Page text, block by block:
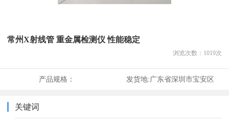
常州X射线管 重金属检测仪 性能稳定
浏览次数： 1019次
产品规格： 发货地:广东省深圳市宝安区
关键词